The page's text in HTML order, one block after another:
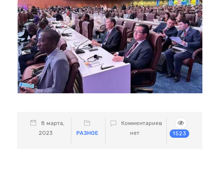
8 марта,
2023
РАЗНОЕ
Комментариев
нет
1523